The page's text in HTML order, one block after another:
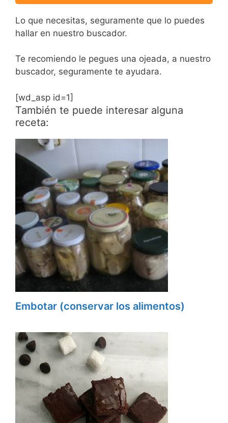
Lo que necesitas, seguramente que lo puedes
hallar en nuestro buscador.
Te recomiendo le pegues una ojeada, a nuestro
buscador, seguramente te ayudara.
[wd_asp id=1]
También te puede interesar alguna
receta:
Embotar (conservar los alimentos)